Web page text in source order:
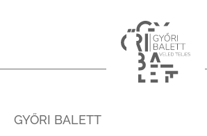
GYŐRI BALETT